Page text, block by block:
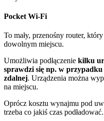
Pocket Wi-Fi
To mały, przenośny router,
dowolnym miejscu.
Umożliwia podłączenie kilku
sprawdzi się np. w
zdalnej. Urządzenia można
na miejscu.
Oprócz kosztu wynajmu pod
trzeba co jakiś czas podładować.